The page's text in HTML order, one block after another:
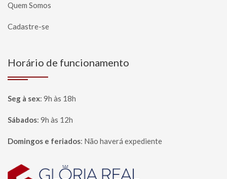
Quem Somos
Cadastre-se
Horário de funcionamento
Seg à sex: 9h às 18h
Sábados: 9h às 12h
Domingos e feriados: Não haverá expediente
Página inicial